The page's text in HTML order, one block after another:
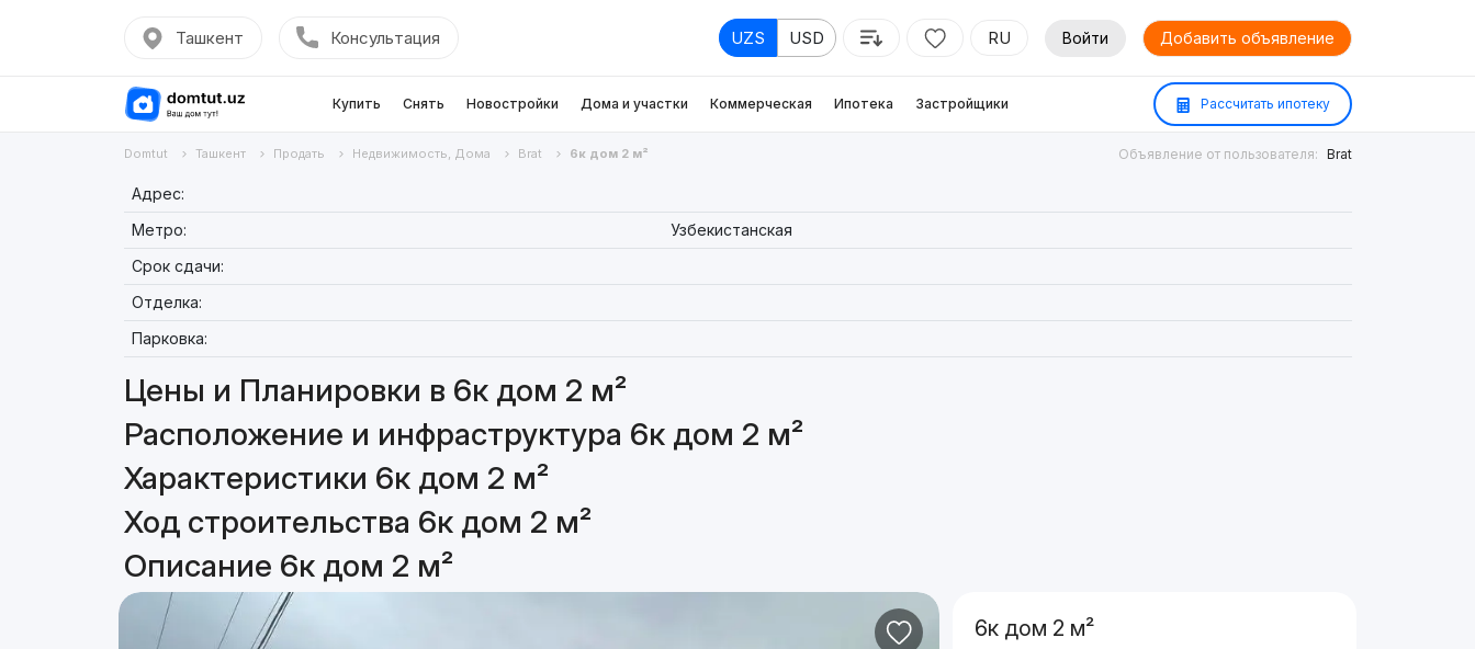
Ташкент Консультация UZS USD RU Войти Добавить объявление
Купить Снять Новостройки Дома и участки Коммерческая Ипотека Застройщики Рассчитать ипотеку
Domtut Ташкент Продать Недвижимость, Дома Brat 6к дом 2 м² Объявление от пользователя: Brat
Адрес:
Метро:
Узбекистанская
Срок сдачи:
Отделка:
Парковка:
Цены и Планировки в 6к дом 2 м²
Расположение и инфраструктура 6к дом 2 м²
Характеристики 6к дом 2 м²
Ход строительства 6к дом 2 м²
Описание 6к дом 2 м²
6к дом 2 м²